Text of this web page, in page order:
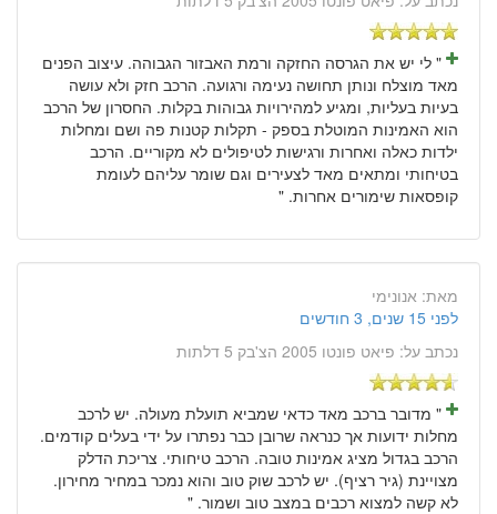
" לי יש את הגרסה החזקה ורמת האבזור הגבוהה. עיצוב הפנים
מאד מוצלח ונותן תחושה נעימה ורגועה. הרכב חזק ולא עושה
בעיות בעליות, ומגיע למהירויות גבוהות בקלות. החסרון של הרכב
הוא האמינות המוטלת בספק - תקלות קטנות פה ושם ומחלות
ילדות כאלה ואחרות ורגישות לטיפולים לא מקוריים. הרכב
בטיחותי ומתאים מאד לצעירים וגם שומר עליהם לעומת
קופסאות שימורים אחרות. "
מאת: אנונימי
לפני 15 שנים, 3 חודשים
נכתב על: פיאט פונטו 2005 הצ'בק 5 דלתות
" מדובר ברכב מאד כדאי שמביא תועלת מעולה. יש לרכב
מחלות ידועות אך כנראה שרובן כבר נפתרו על ידי בעלים קודמים.
הרכב בגדול מציג אמינות טובה. הרכב טיחותי. צריכת הדלק
מצויינת (גיר רציף). יש לרכב שוק טוב והוא נמכר במחיר מחירון.
לא קשה למצוא רכבים במצב טוב ושמור. "